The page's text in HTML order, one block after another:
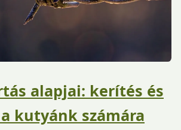
alapjai: kerítés és
kutyánk számára